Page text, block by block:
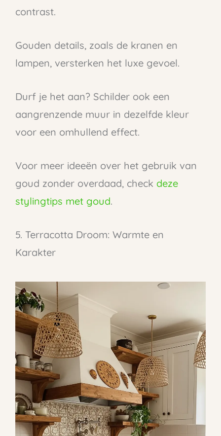
contrast.
Gouden details, zoals de kranen en
lampen, versterken het luxe gevoel.
Durf je het aan? Schilder ook een
aangrenzende muur in dezelfde kleur
voor een omhullend effect.
Voor meer ideeën over het gebruik van
goud zonder overdaad, check deze
stylingtips met goud.
5. Terracotta Droom: Warmte en
Karakter